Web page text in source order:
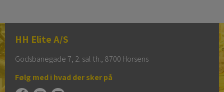
HH Elite A/S
Godsbanegade 7, 2. sal th., 8700 Horsens
Følg med i hvad der sker på